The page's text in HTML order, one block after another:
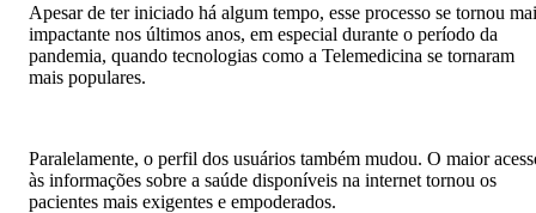
Apesar de ter iniciado há algum tempo, esse processo se tornou
impactante nos últimos anos, em especial durante o período da
pandemia, quando tecnologias como a Telemedicina se tornaram
mais populares.
Paralelamente, o perfil dos usuários também mudou. O maior
às informações sobre a saúde disponíveis na internet tornou os
pacientes mais exigentes e empoderados.